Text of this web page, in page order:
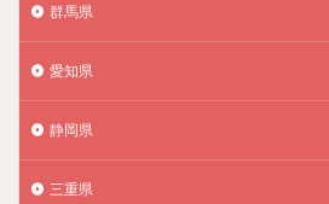
群馬県
愛知県
静岡県
三重県